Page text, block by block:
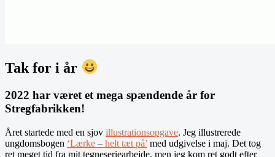
Tak for i år
2022 har været et mega spændende år for
Stregfabrikken!
Året startede med en sjov illustrationsopgave. Jeg illustrerede
ungdomsbogen ‘Lærke – helt tæt på’ med udgivelse i maj. Det tog
ret meget tid fra mit tegneseriearbejde, men jeg kom ret godt efter